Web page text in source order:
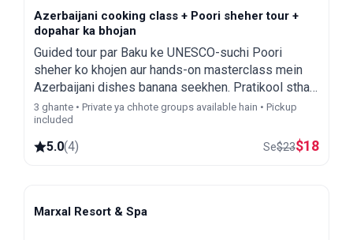
Azerbaijani cooking class + Poori sheher tour +
dopahar ka bhojan
Guided tour par Baku ke UNESCO-suchi Poori
sheher ko khojen aur hands-on masterclass mein
Azerbaijani dishes banana seekhen. Pratikool sthal
dekhen aur sthaniya mithaiyon ke saath traditional
chai se anand len.
3 ghante • Private ya chhote groups available hain • Pickup
included
5.0(4) Se$23$18
Sheki
Marxal Resort & Spa